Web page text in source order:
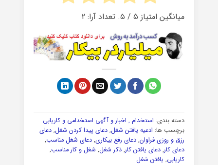
میانگین امتیاز 5/ ۵. تعداد آرا: 2
دسته بندی: استخدام , اخبار و آگهی استخدامی و کاریابی
برچسب ها: ادعیه یافتن شغل, دعای پیدا کردن شغل, دعای
رزق و روزی فراوان, دعای رفع بیکاری, دعای شغل مناسب,
دعای کار, دعای یافتن کار, ذکر شغل, شغل و کار مناسب,
کاریابی, یافتن شغل